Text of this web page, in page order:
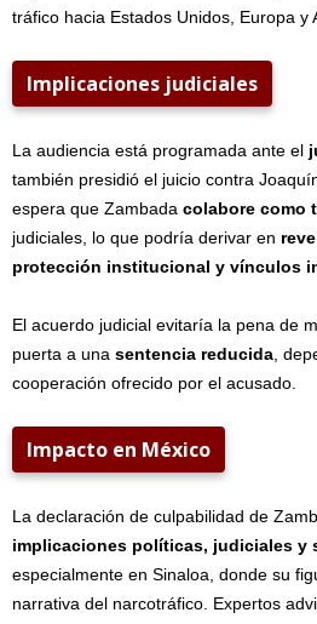
tráfico hacia Estados Unidos, Europa y
Implicaciones judiciales
La audiencia está programada ante el
también presidió el juicio contra
espera que Zambada colabore como
judiciales, lo que podría derivar en
protección institucional y vínculos
El acuerdo judicial evitaría la pena de
puerta a una sentencia reducida,
cooperación ofrecido por el acusado.
Impacto en México
La declaración de culpabilidad de
implicaciones políticas, judiciales y
especialmente en Sinaloa, donde su
narrativa del narcotráfico. Expertos